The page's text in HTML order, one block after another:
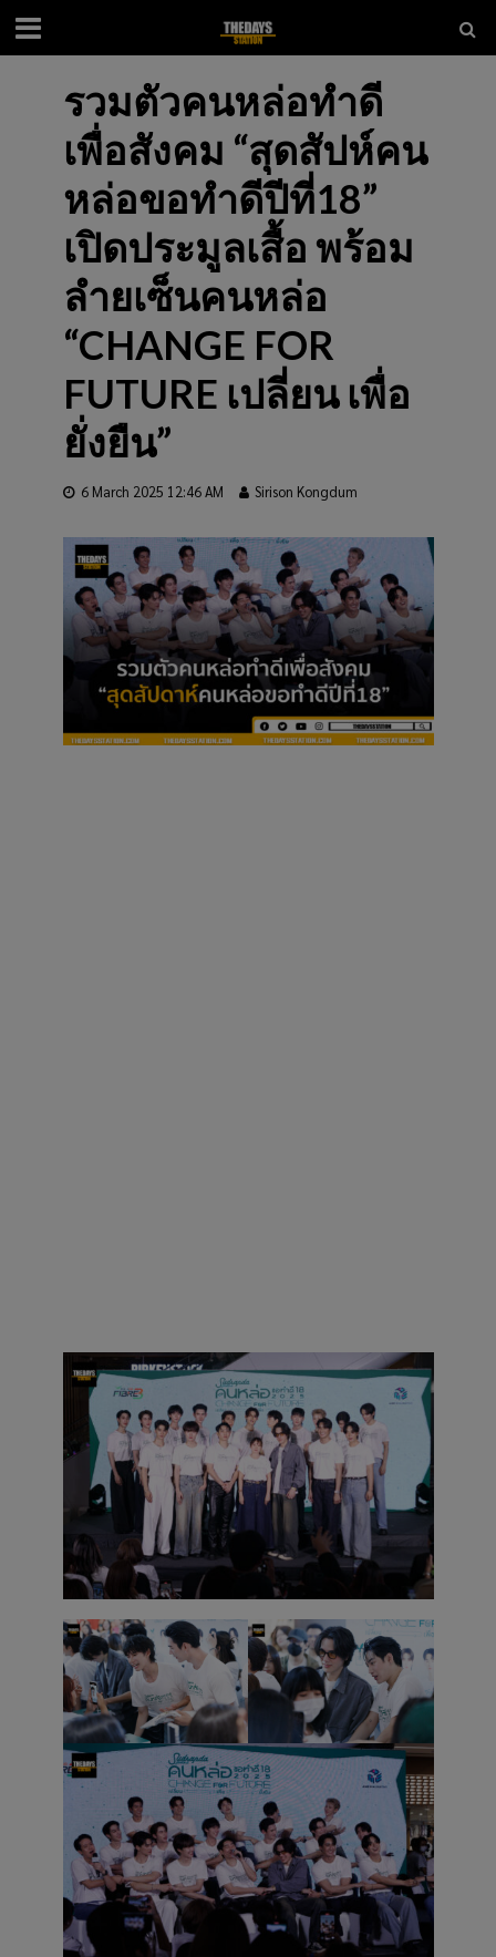
รวมตัวคนหล่อทำดี
เพื่อสังคม “สุดสัปห์คน
หล่อขอทำดีปีที่18”
เปิดประมูลเสื้อ พร้อม
ลำยเซ็นคนหล่อ
“CHANGE FOR
FUTURE เปลี่ยน เพื่อ
ยั่งยืน”
6 March 2025 12:46 AM Sirison Kongdum